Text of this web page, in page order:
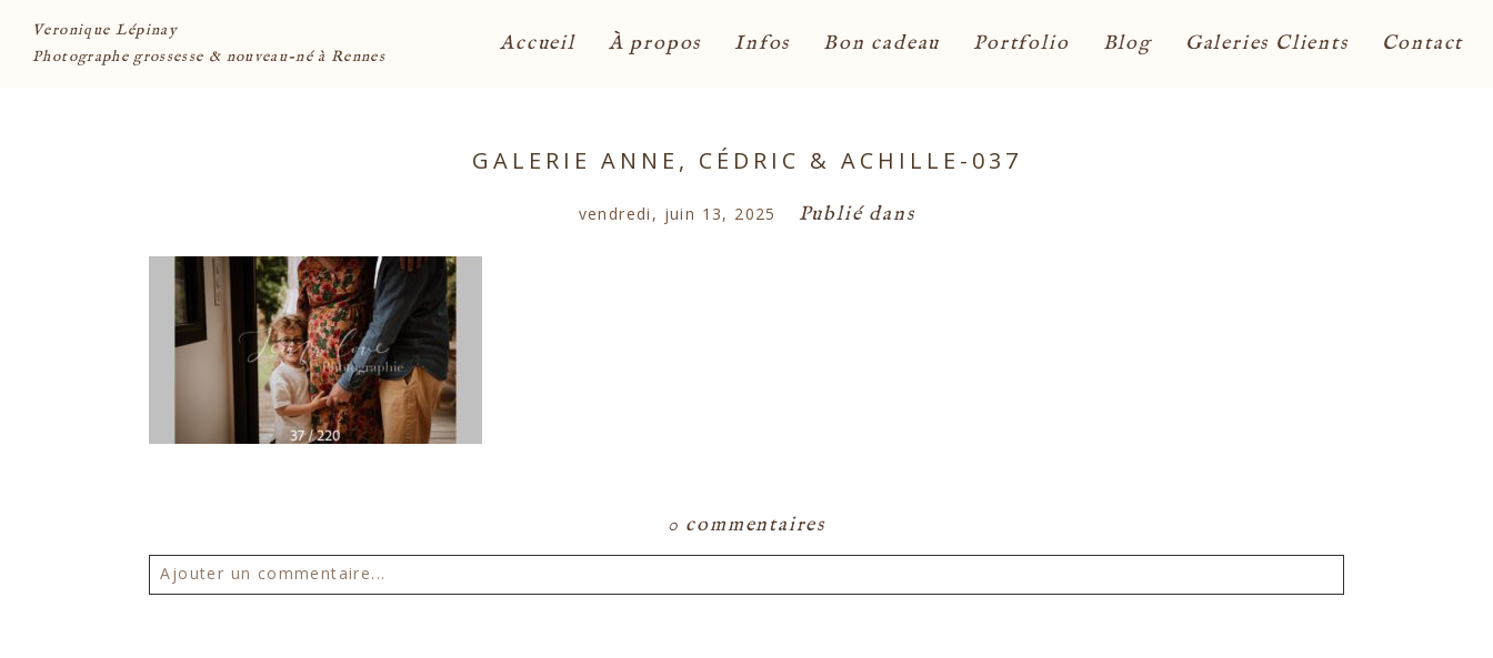
Veronique Lépinay
Photographe grossesse & nouveau-né à Rennes
Accueil À propos Infos Bon cadeau Portfolio Blog Galeries Clients Contact
GALERIE ANNE, CÉDRIC & ACHILLE-037
vendredi, juin 13, 2025 Publié dans
0 commentaires
Ajouter un commentaire...